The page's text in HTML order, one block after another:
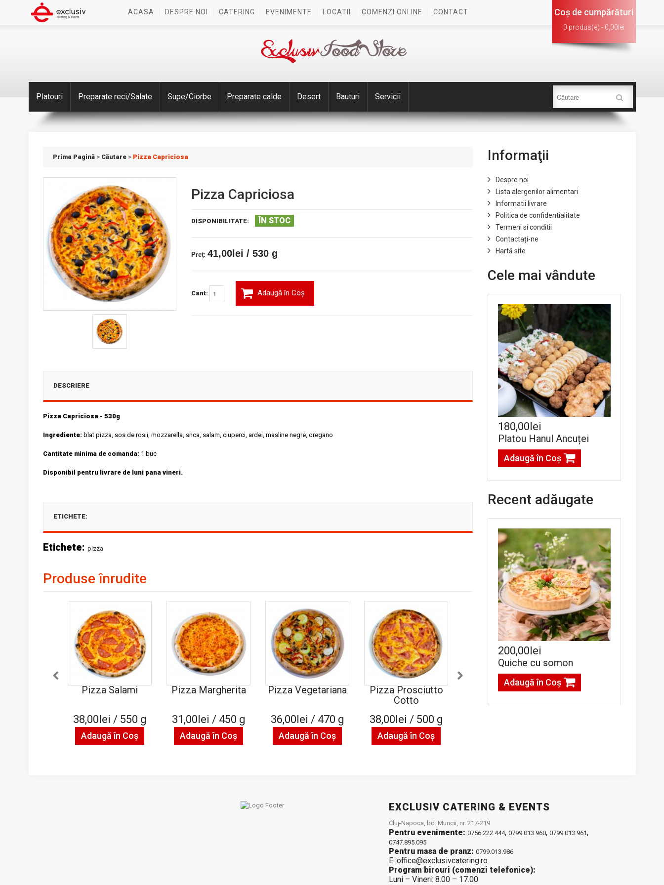
Coş de cumpărături
0 produs(e) - 0,00lei
ACASA DESPRE NOI CATERING EVENIMENTE LOCATII COMENZI ONLINE CONTACT
Platouri Preparate reci/Salate Supe/Ciorbe Preparate calde Desert Bauturi Servicii
Prima Pagină > Căutare > Pizza Capriciosa
Pizza Capriciosa
DISPONIBILITATE: ÎN STOC
Preţ: 41,00lei / 530 g
Cant: Adaugă în Coş
DESCRIERE
Pizza Capriciosa - 530g
Ingrediente: blat pizza, sos de rosii, mozzarella, snca, salam, ciuperci, ardei, masline negre, oregano
Cantitate minima de comanda: 1 buc
Disponibil pentru livrare de luni pana vineri.
ETICHETE:
Etichete: pizza
Produse înrudite
Pizza Salami
38,00lei / 550 g
Adaugă în Coş
Pizza Margherita
31,00lei / 450 g
Adaugă în Coş
Pizza Vegetariana
36,00lei / 470 g
Adaugă în Coş
Pizza Prosciutto
Cotto
38,00lei / 500 g
Adaugă în Coş
Pizza Diavola Pizza Canibale
Informaţii
Despre noi
Lista alergenilor alimentari
Informatii livrare
Politica de confidentialitate
Termeni si conditii
Contactați-ne
Hartă site
Cele mai vândute
180,00lei
Platou Hanul Ancuței
Adaugă în Coş
Recent adăugate
200,00lei
Quiche cu somon
Adaugă în Coş
EXCLUSIV CATERING & EVENTS
Cluj-Napoca, bd. Muncii, nr. 217-219
Pentru evenimente: 0756.222.444, 0799.013.960, 0799.013.961,
0747.895.095
Pentru masa de pranz: 0799.013.986
E: office@exclusivcatering.ro
Program birouri (comenzi telefonice):
Luni – Vineri: 8.00 – 17.00